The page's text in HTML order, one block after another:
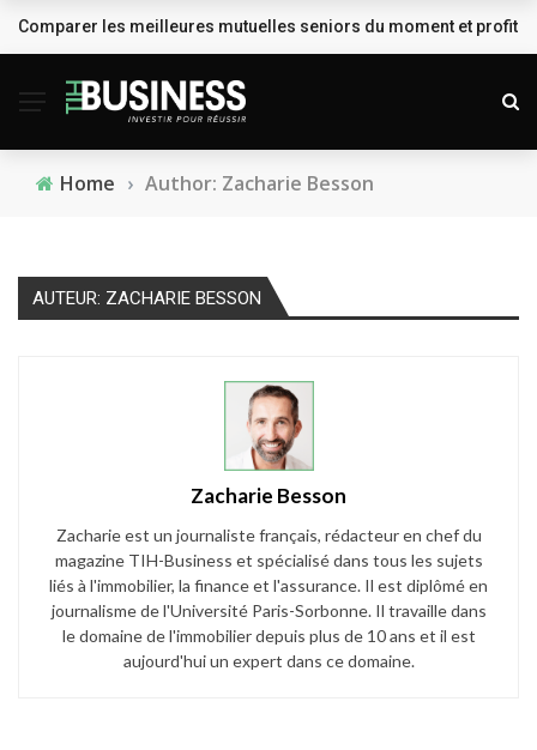
BREAKING NEWS
Comparer les meilleures mutuelles seniors du moment et
Home › Author: Zacharie Besson
AUTEUR: ZACHARIE BESSON
Zacharie Besson
Zacharie est un journaliste français, rédacteur en chef du
magazine TIH-Business et spécialisé dans tous les sujets
liés à l'immobilier, la finance et l'assurance. Il est diplômé en
journalisme de l'Université Paris-Sorbonne. Il travaille dans
le domaine de l'immobilier depuis plus de 10 ans et il est
aujourd'hui un expert dans ce domaine.